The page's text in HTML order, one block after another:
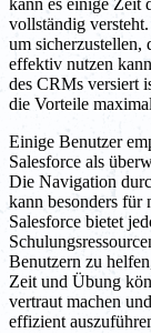
kann es einige Zeit
vollständig
um sicherzustellen,
effektiv nutzen
des CRMs versiert
die Vorteile
Einige Benutzer
Salesforce als
Die Navigation
kann besonders für
Salesforce bietet
Benutzern zu
Zeit und Übung
vertraut machen
effizient